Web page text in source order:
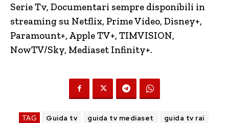
Serie Tv, Documentari sempre disponibili in
streaming su Netflix, Prime Video, Disney+,
Paramount+, Apple TV+, TIMVISION,
NowTV/Sky, Mediaset Infinity+.
TAG Guida tv guida tv mediaset
guida tv rai